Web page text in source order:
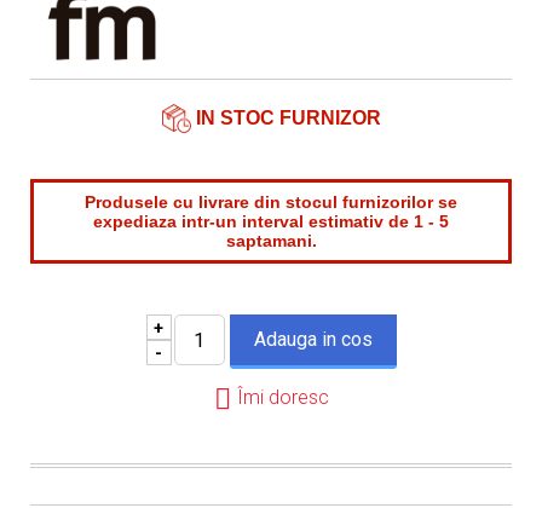
IN STOC FURNIZOR
Produsele cu livrare din stocul furnizorilor se
expediaza intr-un interval estimativ de 1 - 5
saptamani.
+
-
Îmi doresc